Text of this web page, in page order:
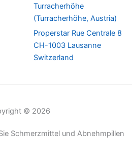
Turracherhöhe
(Turracherhöhe, Austria)
Properstar Rue Centrale 8
CH-1003 Lausanne
Switzerland
© 2026
Schmerzmittel und Abnehmpillen